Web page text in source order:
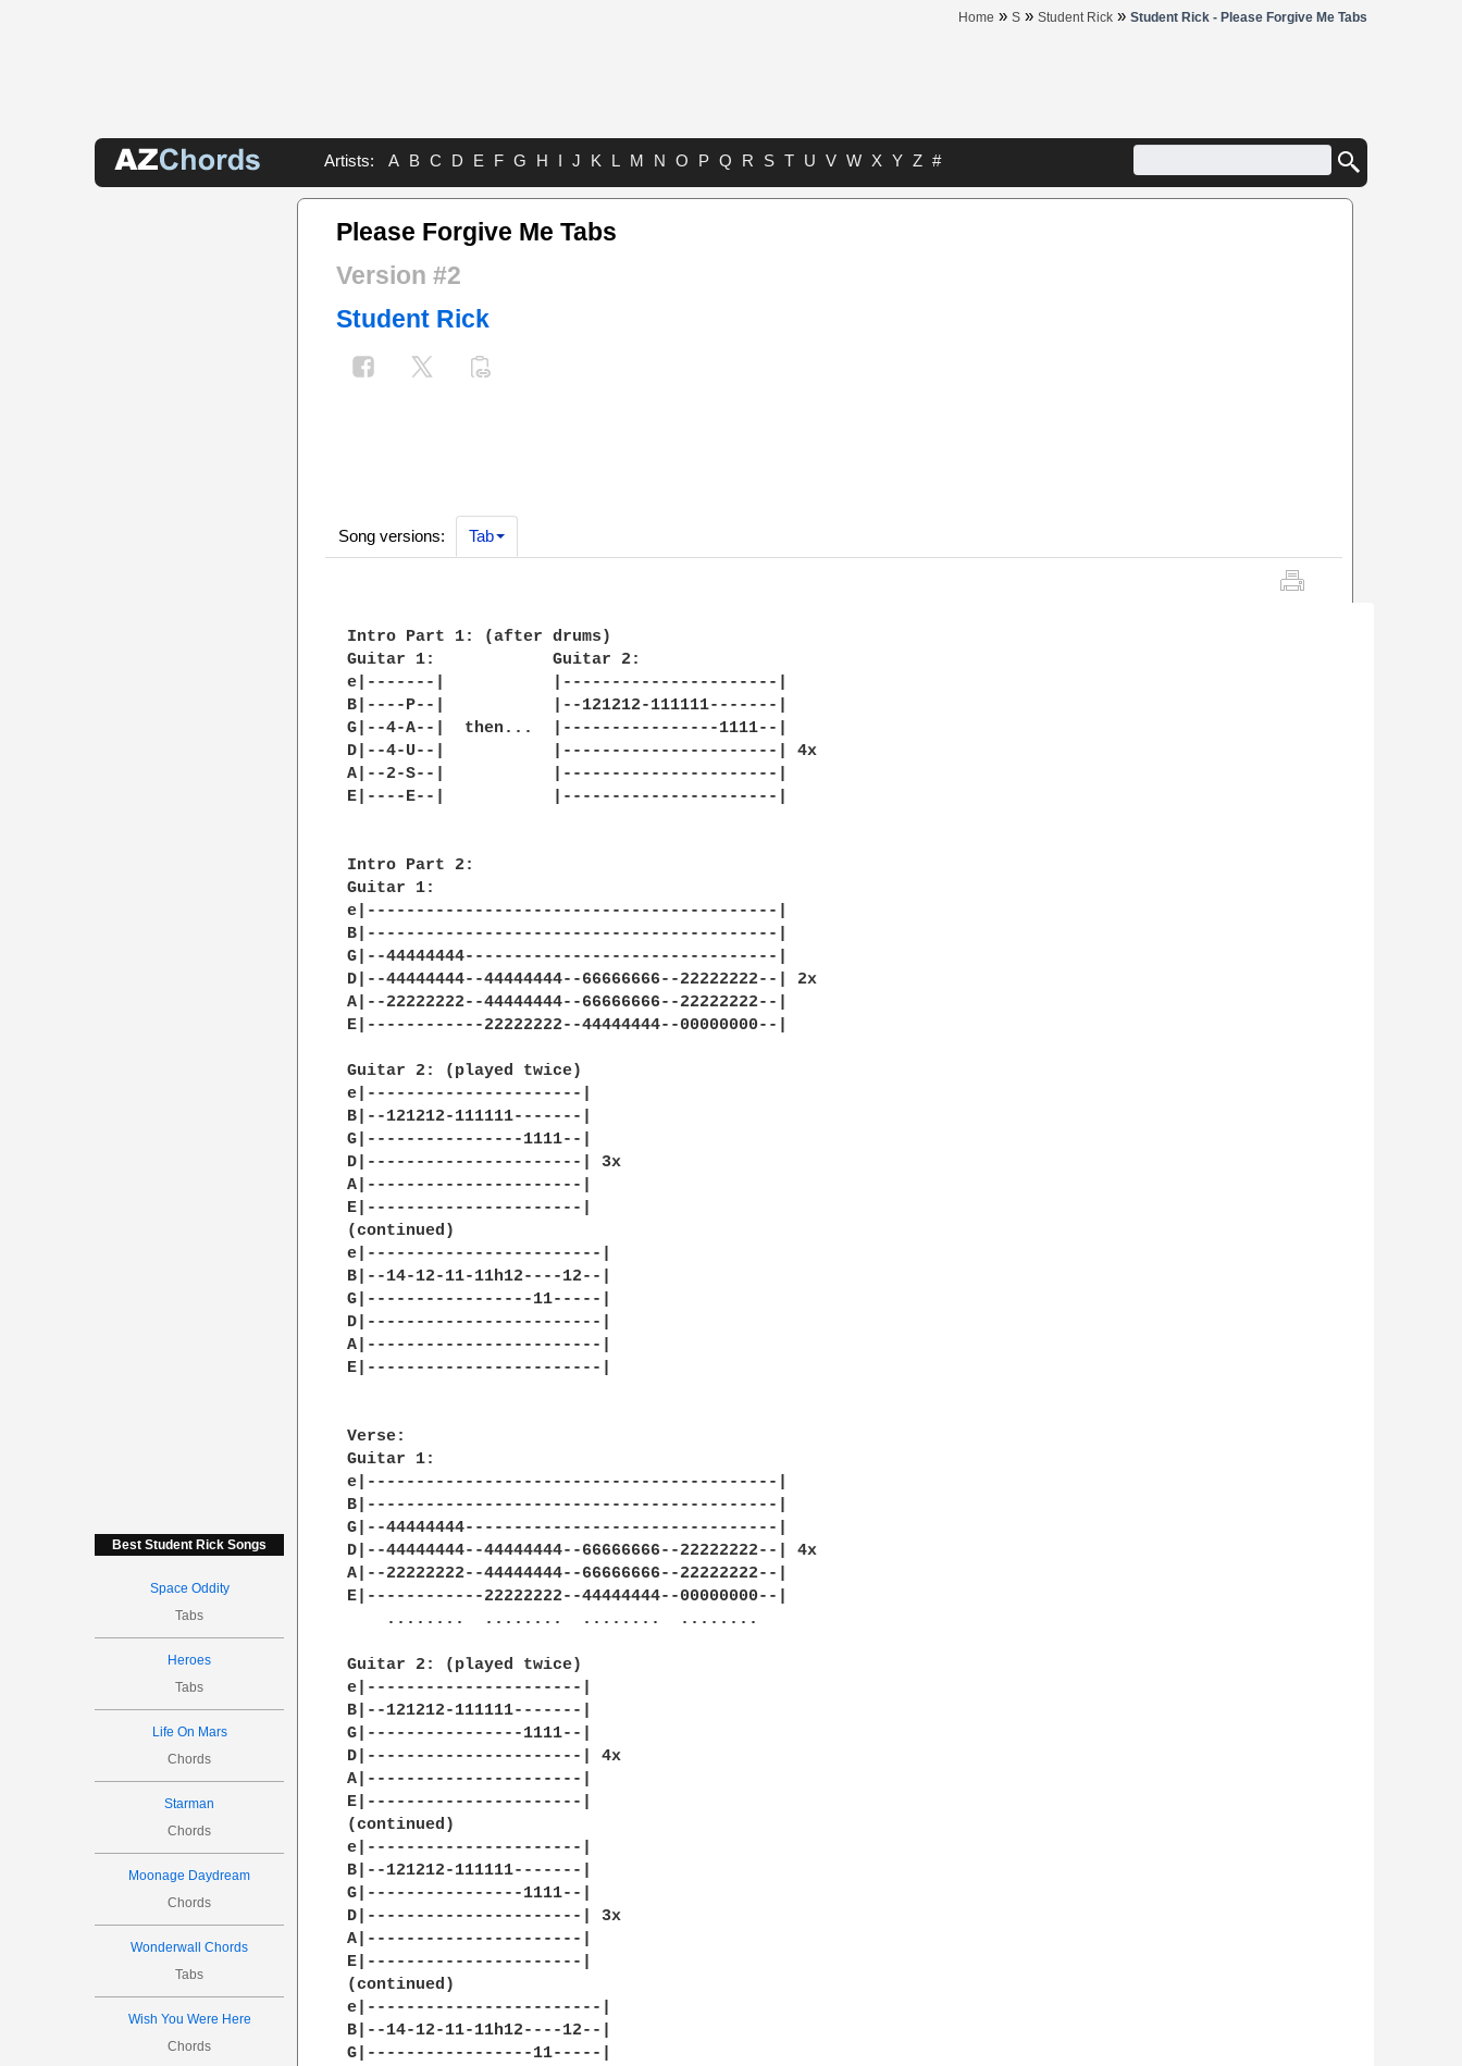
Home » S » Student Rick » Student Rick - Please Forgive Me Tabs
Artists: A B C D E F G H I J K L M N O P Q R S T U V W X Y Z #
Best Student Rick Songs
Space Oddity
Tabs
Heroes
Tabs
Life On Mars
Chords
Starman
Chords
Moonage Daydream
Chords
Wonderwall Chords
Tabs
Wish You Were Here
Chords
Please Forgive Me Tabs
Version #2
Student Rick
Song versions: Tab
Intro Part 1: (after drums)
Guitar 1:            Guitar 2:
e|-------|           |----------------------|
B|----P--|           |--121212-111111-------|
G|--4-A--|  then...  |----------------1111--|
D|--4-U--|           |----------------------| 4x
A|--2-S--|           |----------------------|
E|----E--|           |----------------------|
Intro Part 2:
Guitar 1:
e|------------------------------------------|
B|------------------------------------------|
G|--44444444--------------------------------|
D|--44444444--44444444--66666666--22222222--| 2x
A|--22222222--44444444--66666666--22222222--|
E|------------22222222--44444444--00000000--|
Guitar 2: (played twice)
e|----------------------|
B|--121212-111111-------|
G|----------------1111--|
D|----------------------| 3x
A|----------------------|
E|----------------------|
(continued)
e|------------------------|
B|--14-12-11-11h12----12--|
G|-----------------11-----|
D|------------------------|
A|------------------------|
E|------------------------|
Verse:
Guitar 1:
e|------------------------------------------|
B|------------------------------------------|
G|--44444444--------------------------------|
D|--44444444--44444444--66666666--22222222--| 4x
A|--22222222--44444444--66666666--22222222--|
E|------------22222222--44444444--00000000--|
    ........  ........  ........  ........
Guitar 2: (played twice)
e|----------------------|
B|--121212-111111-------|
G|----------------1111--|
D|----------------------| 4x
A|----------------------|
E|----------------------|
(continued)
e|----------------------|
B|--121212-111111-------|
G|----------------1111--|
D|----------------------| 3x
A|----------------------|
E|----------------------|
(continued)
e|------------------------|
B|--14-12-11-11h12----12--|
G|-----------------11-----|